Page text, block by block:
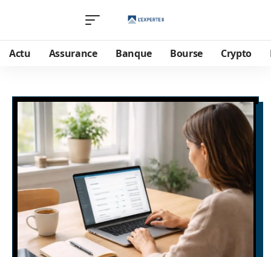
Actu Assurance Banque Bourse Crypto